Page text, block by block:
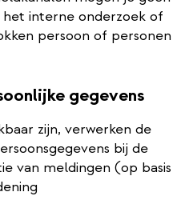
interne onderzoek of
persoon of personen
gegevens
zijn, verwerken de
bij de
van meldingen (op basis